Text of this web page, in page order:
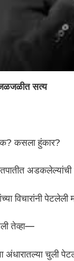
सत्य
कसला हुंकार?
अडकलेल्यांची
विचारांनी
तेव्हा—
अंधारातल्या चुली